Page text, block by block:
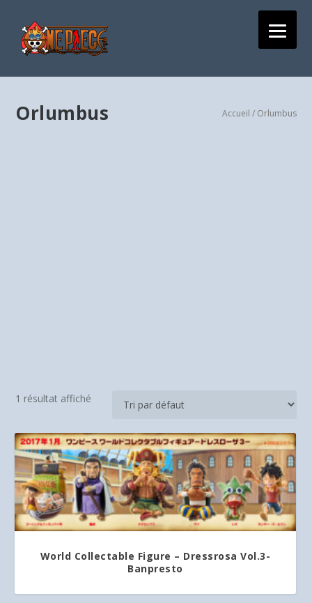
Orlumbus Accueil / Orlumbus
1 résultat affiché
World Collectable Figure – Dressrosa Vol.3-
Banpresto